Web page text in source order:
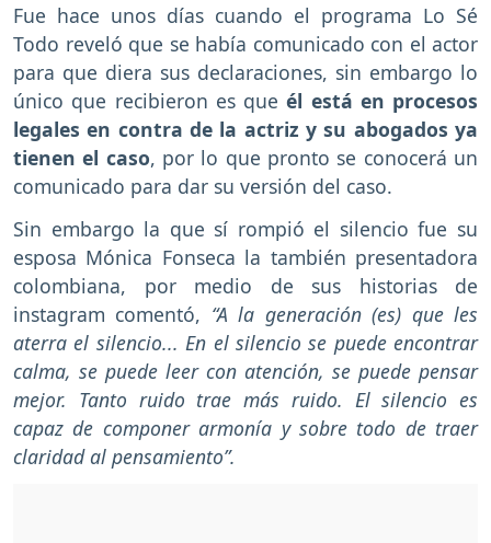
Fue hace unos días cuando el programa Lo Sé
Todo reveló que se había comunicado con el actor
para que diera sus declaraciones, sin embargo lo
único que recibieron es queél está en procesos
legales en contra de la actriz y su abogados ya
tienen el caso, por lo que pronto se conocerá un
comunicado para dar su versión del caso.
Sin embargo la que sí rompió el silencio fue su
esposa Mónica Fonseca la también presentadora
colombiana, por medio de sus historias de
instagram comentó, “A la generación (es) que les
aterra el silencio... En el silencio se puede encontrar
calma, se puede leer con atención, se puede pensar
mejor. Tanto ruido trae más ruido. El silencio es
capaz de componer armonía y sobre todo de traer
claridad al pensamiento”.